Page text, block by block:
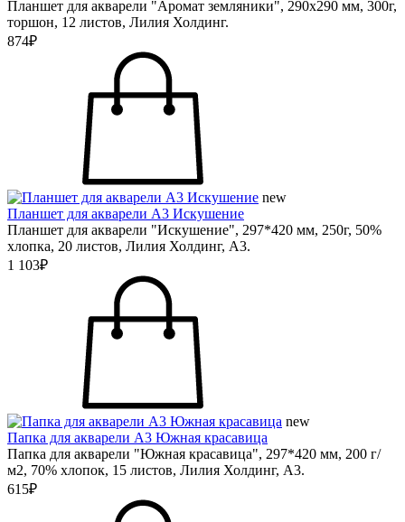
Планшет для акварели "Аромат земляники", 290х290 мм, 300г,
торшон, 12 листов, Лилия Холдинг.
874₽
new
Планшет для акварели А3 Искушение
Планшет для акварели "Искушение", 297*420 мм, 250г, 50%
хлопка, 20 листов, Лилия Холдинг, А3.
1 103₽
new
Папка для акварели А3 Южная красавица
Папка для акварели "Южная красавица", 297*420 мм, 200 г/
м2, 70% хлопок, 15 листов, Лилия Холдинг, А3.
615₽